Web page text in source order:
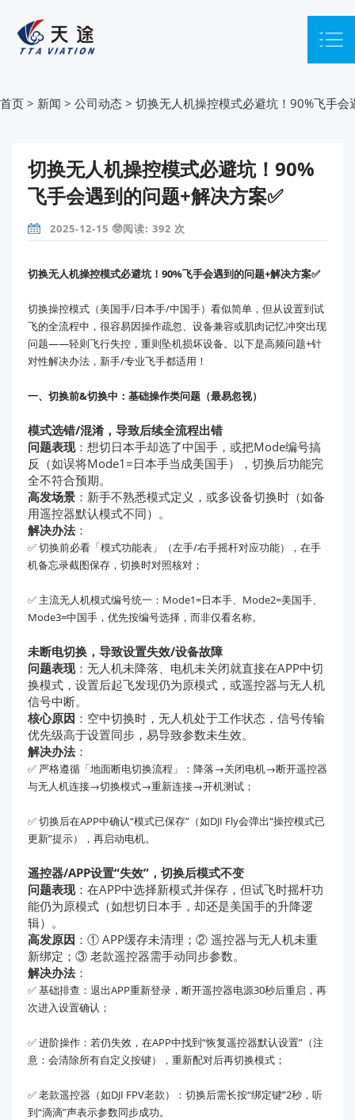
首页 > 新闻 > 公司动态 > 切换无人机操控模式必避坑！90%飞手会
切换无人机操控模式必避坑！90%
飞手会遇到的问题+解决方案✅
2025-12-15 🤓阅读: 392 次
切换无人机操控模式必避坑！90%飞手会遇到的问题+解决方案✅
切换操控模式（美国手/日本手/中国手）看似简单，但从设置到试
飞的全流程中，很容易因操作疏忽、设备兼容或肌肉记忆冲突出现
问题——轻则飞行失控，重则坠机损坏设备。以下是高频问题+针
对性解决办法，新手/专业飞手都适用！
一、切换前&切换中：基础操作类问题（最易忽视）
模式选错/混淆，导致后续全流程出错
问题表现：想切日本手却选了中国手，或把Mode编号搞
反（如误将Mode1=日本手当成美国手），切换后功能完
全不符合预期。
高发场景 ：新手不熟悉模式定义，或多设备切换时（如备
用遥控器默认模式不同）。
解决办法：
✅ 切换前必看「模式功能表」（左手/右手摇杆对应功能），在手
机备忘录截图保存，切换时对照核对；
✅ 主流无人机模式编号统一：Mode1=日本手、Mode2=美国手、
Mode3=中国手，优先按编号选择，而非仅看名称。
未断电切换，导致设置失效/设备故障
问题表现：无人机未降落、电机未关闭就直接在APP中切
换模式，设置后起飞发现仍为原模式，或遥控器与无人机
信号中断。
核心原因 ：空中切换时，无人机处于工作状态，信号传输
优先级高于设置同步，易导致参数未生效。
解决办法：
✅ 严格遵循「地面断电切换流程」：降落→关闭电机→断开遥控器
与无人机连接→切换模式→重新连接→开机测试；
✅ 切换后在APP中确认“模式已保存”（如DJI Fly会弹出“操控模式已
更新”提示），再启动电机。
遥控器/APP设置“失效”，切换后模式不变
问题表现：在APP中选择新模式并保存，但试飞时摇杆功
能仍为原模式（如想切日本手，却还是美国手的升降逻
辑）。
高发原因 ：① APP缓存未清理；② 遥控器与无人机未重
新绑定；③ 老款遥控器需手动同步参数。
解决办法：
✅ 基础排查：退出APP重新登录，断开遥控器电源30秒后重启，再
次进入设置确认；
✅ 进阶操作：若仍失效，在APP中找到“恢复遥控器默认设置”（注
意：会清除所有自定义按键），重新配对后再切换模式；
✅ 老款遥控器（如DJI FPV老款）：切换后需长按“绑定键”2秒，听
到“滴滴”声表示参数同步成功。